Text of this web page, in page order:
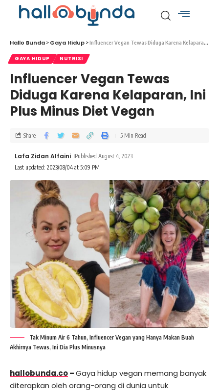
Hallo Bunda > Gaya Hidup >Influencer Vegan Tewas Diduga Karena Kelaparan, Ini Plus Minus Diet Vegan
GAYA HIDUP NUTRISI
Influencer Vegan Tewas
Diduga Karena Kelaparan, Ini
Plus Minus Diet Vegan
Last updated: 2023/08/04 at 5:09 PM
Lafa Zidan Alfaini Published August 4, 2023
Share 5 Min Read
Tak Minum Air 6 Tahun, Influencer Vegan yang Hanya Makan Buah
Akhirnya Tewas, Ini Dia Plus Minusnya
hallobunda.co–Gaya hidup vegan memang banyak
diterapkan oleh orang-orang di dunia untuk